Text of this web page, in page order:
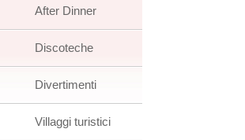
After Dinner
Discoteche
Divertimenti
Villaggi turistici